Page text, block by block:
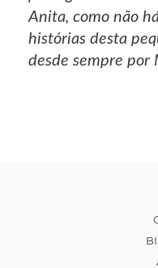
Anita, como não
histórias desta
desde sempre por